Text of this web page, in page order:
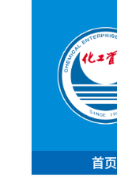
首页